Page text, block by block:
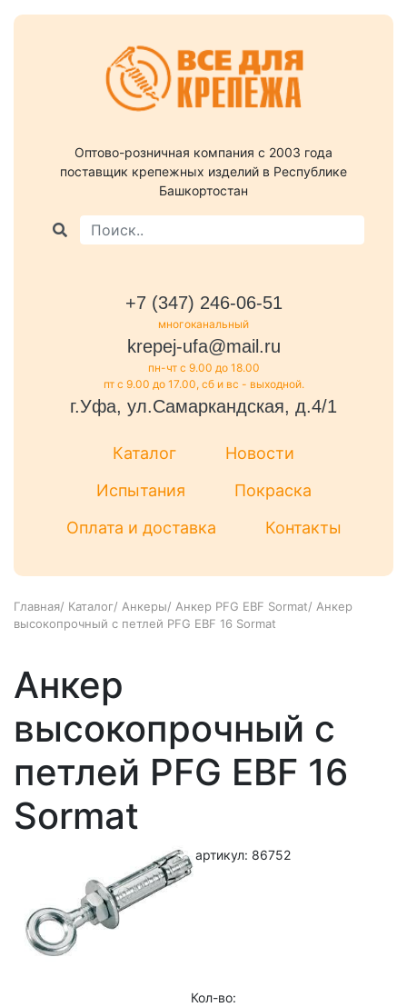
Оптово-розничная компания c 2003 года
поставщик крепежных изделий в Республике
Башкортостан
+7 (347) 246-06-51
многоканальный
krepej-ufa@mail.ru
пн-чт с 9.00 до 18.00
пт с 9.00 до 17.00, сб и вс - выходной.
г.Уфа, ул.Самаркандская, д.4/1
Каталог
Новости
Испытания
Покраска
Оплата и доставка
Контакты
Главная/ Каталог/ Анкеры/ Анкер PFG EBF Sormat/ Анкер
высокопрочный с петлей PFG ЕBF 16 Sormat
Анкер
высокопрочный с
петлей PFG ЕBF 16
Sormat
артикул: 86752
Кол-во: